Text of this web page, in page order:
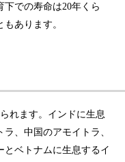
での寿命は20年くら
あります。
れます。インドに生息
、中国のアモイトラ、
とベトナムに生息するイ